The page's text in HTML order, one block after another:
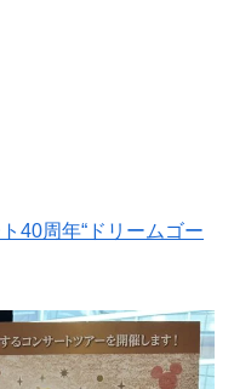
40周年“ドリームゴー